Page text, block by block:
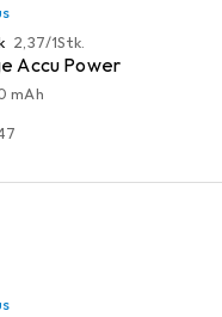
EUR
2,37/1Stk.
Accu Power
mAh